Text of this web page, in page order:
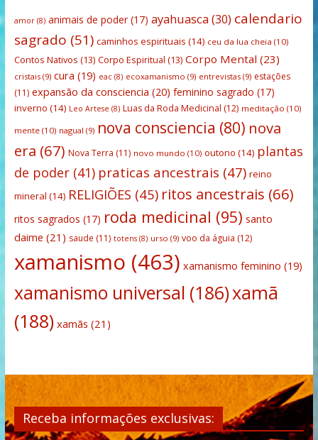
amor(8) animais de poder(17) ayahuasca(30) calendario
sagrado (51) caminhos espirituais (14) ceu da lua cheia (10)
Contos Nativos (13) Corpo Espiritual (13) Corpo Mental (23)
cristais(9) cura (19) eac(8) ecoxamanismo (9) entrevistas(9) estações
(11) expansão da consciencia (20) feminino sagrado (17)
inverno (14) Leo Artese (8) Luas da Roda Medicinal (12) meditação (10)
mente(10) nagual (9) nova consciencia (80) nova
era (67) Nova Terra (11) novo mundo (10) outono (14) plantas
de poder(41) praticas ancestrais (47) reino
mineral (14) RELIGIÕES (45) ritos ancestrais (66)
ritos sagrados (17) roda medicinal (95) santo
daime (21) saude (11) totens(8) urso (9) voo da águia (12)
xamanismo (463) xamanismo feminino (19)
xamanismo universal (186)xamã
(188) xamãs (21)
Receba informações exclusivas: